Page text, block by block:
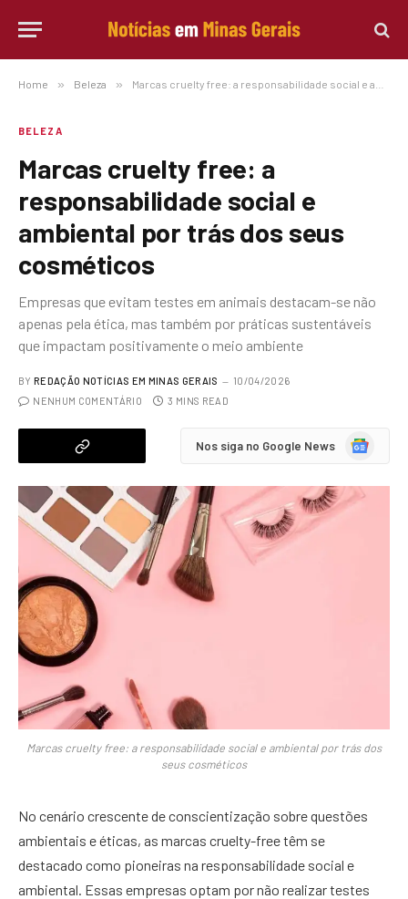
Home » Beleza » Marcas cruelty free: a responsabilidade social e ambiental por trás dos seus cosméticos
BELEZA
Marcas cruelty free: a
responsabilidade social e
ambiental por trás dos seus
cosméticos
Empresas que evitam testes em animais destacam-se não
apenas pela ética, mas também por práticas sustentáveis
que impactam positivamente o meio ambiente
BY REDAÇÃO NOTÍCIAS EM MINAS GERAIS
10/04/2026
NENHUM COMENTÁRIO
3 MINS READ
Nos siga no Google News
Google
Marcas cruelty free: a responsabilidade social e ambiental por trás dos
seus cosméticos
No cenário crescente de conscientização sobre questões
ambientais e éticas, as marcas cruelty-free têm se
destacado como pioneiras na responsabilidade social e
ambiental. Essas empresas optam por não realizar testes